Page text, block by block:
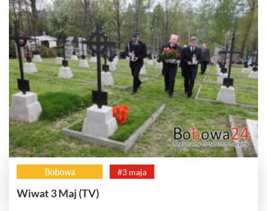
Bobowa #3 maja
Wiwat 3 Maj (TV)